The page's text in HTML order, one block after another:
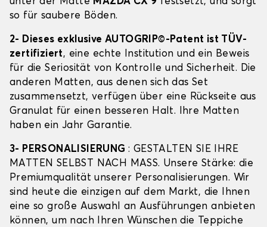
so für saubere Böden.
2- Dieses exklusive AUTOGRIP©-Patent ist TÜV-
zertifiziert, eine echte Institution und ein Beweis
für die Seriosität von Kontrolle und Sicherheit. Die
anderen Matten, aus denen sich das Set
zusammensetzt, verfügen über eine Rückseite aus
Granulat für einen besseren Halt. Ihre Matten
haben ein Jahr Garantie.
3- PERSONALISIERUNG : GESTALTEN SIE IHRE
MATTEN SELBST NACH MASS. Unsere Stärke: die
Premiumqualität unserer Personalisierungen. Wir
sind heute die einzigen auf dem Markt, die Ihnen
eine so große Auswahl an Ausführungen anbieten
können, um nach Ihren Wünschen die Teppiche